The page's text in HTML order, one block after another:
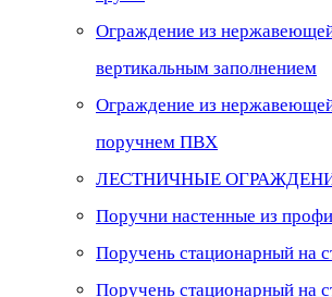
Ограждение из
вертикальным заполнением
Ограждение из
поручнем ПВХ
ЛЕСТНИЧНЫЕ
Поручни настенные из
Поручень стационарный на
Поручень стационарный на